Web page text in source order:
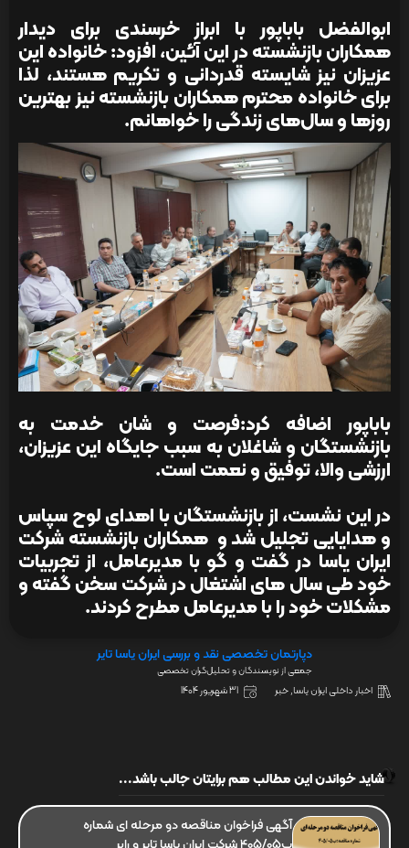
ابوالفضل باباپور با ابراز خرسندی برای دیدار
همکاران بازنشسته در این آئین، افزود: خانواده این
عزیزان نیز شایسته قدردانی و تکریم هستند، لذا
برای خانواده محترم همکاران بازنشسته نیز بهترین
روزها و سال‌های زندگی را خواهانم.
باباپور اضافه کرد:فرصت و شان خدمت به
بازنشستگان و شاغلان به سبب جایگاه این عزیزان،
ارزشی والا، توفیق و نعمت است.
در این نشست، از بازنشستگان با اهدای لوح سپاس
و هدایایی تجلیل شد و همکاران بازنشسته شرکت
ایران یاسا در گفت و گو با مدیرعامل، از تجربیات
خود طی سال های اشتغال در شرکت سخن گفته و
مشکلات خود را با مدیرعامل مطرح کردند.
دپارتمان تخصصی نقد و بررسی ایران یاسا تایر
جمعی از نویسندگان و تحلیل‌گران تخصصی
اخبار داخلی ایران یاسا,خبر 31 شهریور 1404
شاید خواندن این مطالب هم برایتان جالب باشد...
آگهی فراخوان مناقصه دو مرحله ای شماره